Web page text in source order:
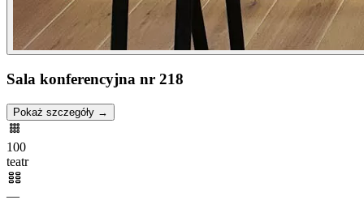
Sala konferencyjna nr 218
Pokaż szczegóły →
100
teatr
—